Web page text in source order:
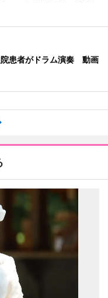
患者がドラム演奏 動画